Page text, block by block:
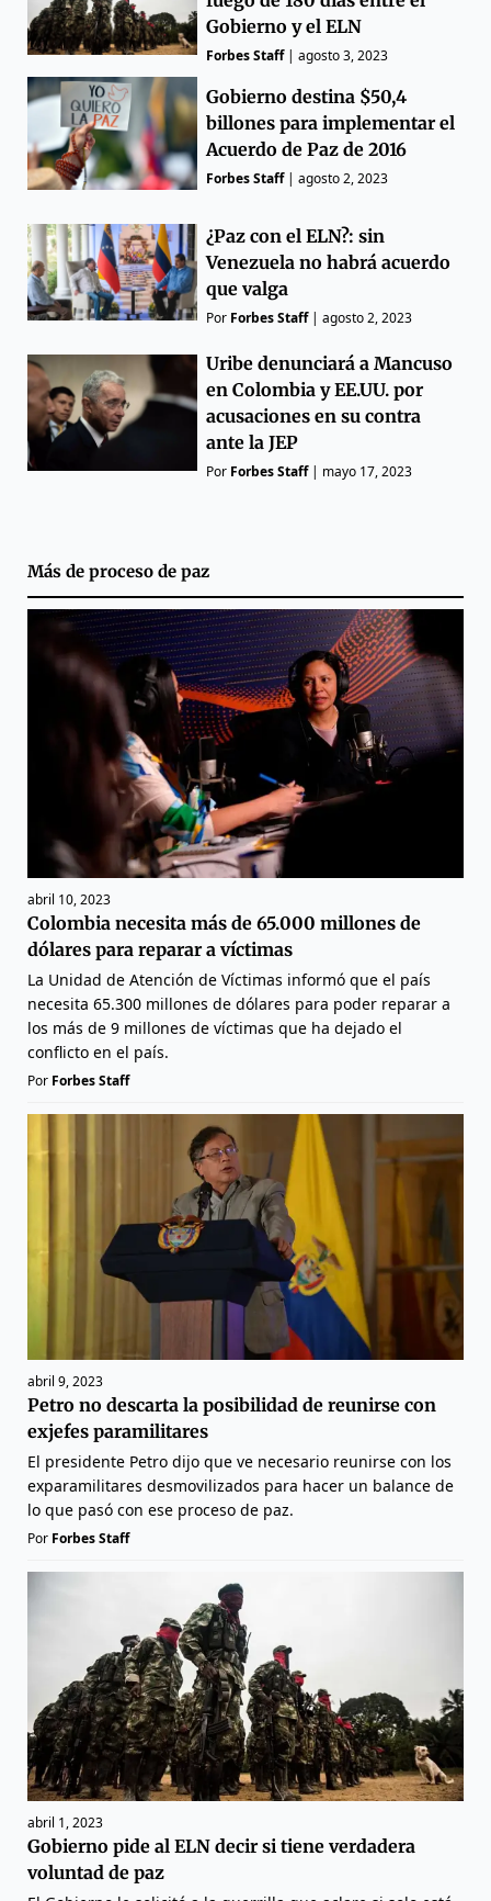
Gobierno y el ELN
Forbes Staff|agosto 3, 2023
Gobierno destina $50,4
billones para implementar el
Acuerdo de Paz de 2016
Forbes Staff|agosto 2, 2023
¿Paz con el ELN?: sin
Venezuela no habrá acuerdo
que valga
Por Forbes Staff|agosto 2, 2023
Uribe denunciará a Mancuso
en Colombia y EE.UU. por
acusaciones en su contra
ante la JEP
Por Forbes Staff| mayo 17, 2023
Más de proceso de paz
abril 10, 2023
Colombia necesita más de 65.000 millones de
dólares para reparar a víctimas
La Unidad de Atención de Víctimas informó que el país
necesita 65.300 millones de dólares para poder reparar a
los más de 9 millones de víctimas que ha dejado el
conflicto en el país.
Por Forbes Staff
abril 9, 2023
Petro no descarta la posibilidad de reunirse con
exjefes paramilitares
El presidente Petro dijo que ve necesario reunirse con los
exparamilitares desmovilizados para hacer un balance de
lo que pasó con ese proceso de paz.
Por Forbes Staff
abril 1, 2023
Gobierno pide al ELN decir si tiene verdadera
voluntad de paz